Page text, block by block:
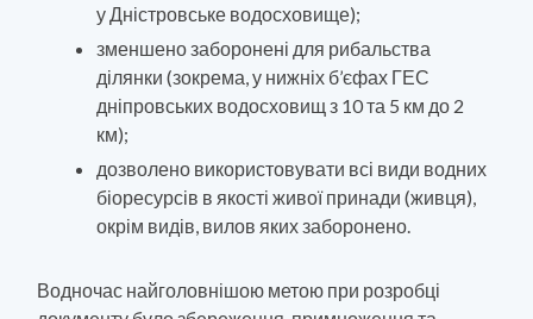
у Дністровське водосховище);
зменшено заборонені для рибальства
ділянки (зокрема, у нижніх б’єфах ГЕС
дніпровських водосховищ з 10 та 5 км до 2
км);
дозволено використовувати всі види водних
біоресурсів в якості живої принади (живця),
окрім видів, вилов яких заборонено.
Водночас найголовнішою метою при розробці